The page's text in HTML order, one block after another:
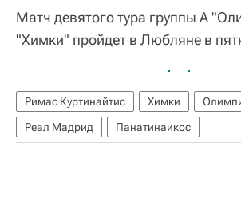
Матч девятого тура группы А
"Химки" пройдет в Любляне в
Римас Куртинайтис Химки
Реал Мадрид
Панатинаикос